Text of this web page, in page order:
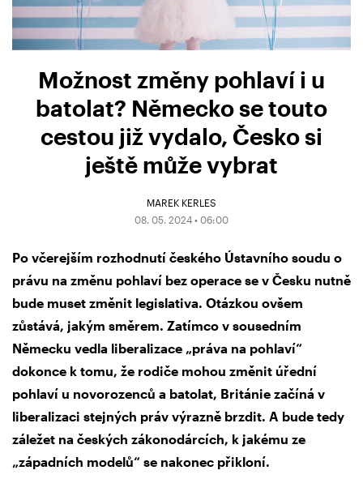
Možnost změny pohlaví i u
batolat? Německo se touto
cestou již vydalo, Česko si
ještě může vybrat
MAREK KERLES
08. 05. 2024 • 06:00
Po včerejším rozhodnutí českého Ústavního soudu o
právu na změnu pohlaví bez operace se v Česku nutně
bude muset změnit legislativa. Otázkou ovšem
zůstává, jakým směrem. Zatímco v sousedním
Německu vedla liberalizace „práva na pohlaví“
dokonce k tomu, že rodiče mohou změnit úřední
pohlaví u novorozenců a batolat, Británie začíná v
liberalizaci stejných práv výrazně brzdit. A bude tedy
záležet na českých zákonodárcích, k jakému ze
„západních modelů“ se nakonec přikloní.